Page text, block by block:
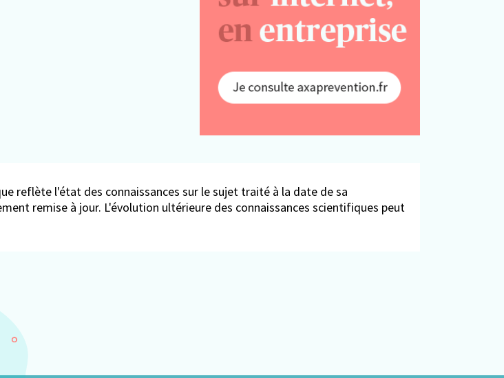
reflète l'état des connaissances sur le sujet traité à la date de sa
remise à jour. L'évolution ultérieure des connaissances scientifiques peut